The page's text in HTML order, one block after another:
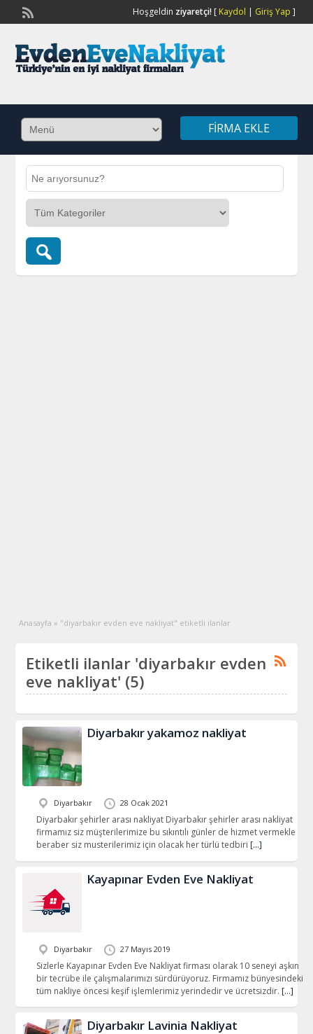
Hoşgeldin ziyaretçi![ Kaydol | Giriş Yap ]
FIRMA EKLE
Anasayfa » "diyarbakır evden eve nakliyat" etiketli ilanlar
Etiketli ilanlar 'diyarbakır evden
eve nakliyat' (5)
Diyarbakır yakamoz nakliyat
Diyarbakır 28 Ocak 2021
Diyarbakır şehirler arası nakliyat Diyarbakır şehirler arası nakliyat
firmamız siz müşterilerimize bu sıkıntılı günler de hizmet vermekle
beraber siz musterilerimiz için olacak her türlü tedbiri […]
Kayapınar Evden Eve Nakliyat
Diyarbakır 27 Mayıs 2019
Sizlerle Kayapınar Evden Eve Nakliyat firması olarak 10 seneyi aşkın
bir tecrübe ile çalışmalarımızı sürdürüyoruz. Firmamız bünyesindeki
tüm nakliye öncesi keşif işlemlerimiz yerindedir ve ücretsizdir. […]
Diyarbakır Lavinia Nakliyat